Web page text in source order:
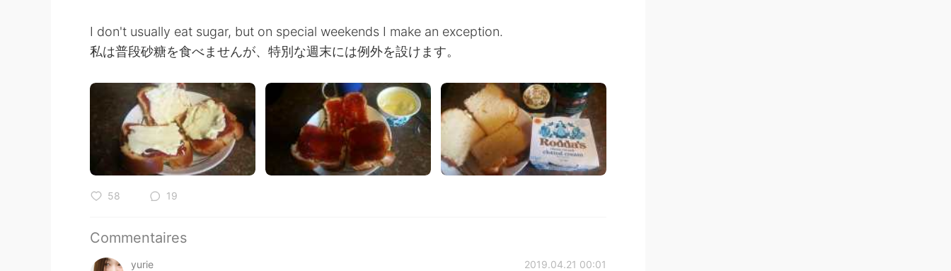
I don't usually eat sugar, but on special weekends I make an exception.
私は普段砂糖を食べませんが、特別な週末には例外を設けます。
58 19
Commentaires
yurie 2019.04.21 00:01